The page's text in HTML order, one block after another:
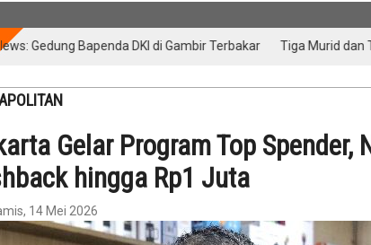
Bapenda DKI di Gambir Terbakar Tiga Murid dan Tiga
Gelar Program Top Spender,
hingga Rp1 Juta
14 Mei 2026